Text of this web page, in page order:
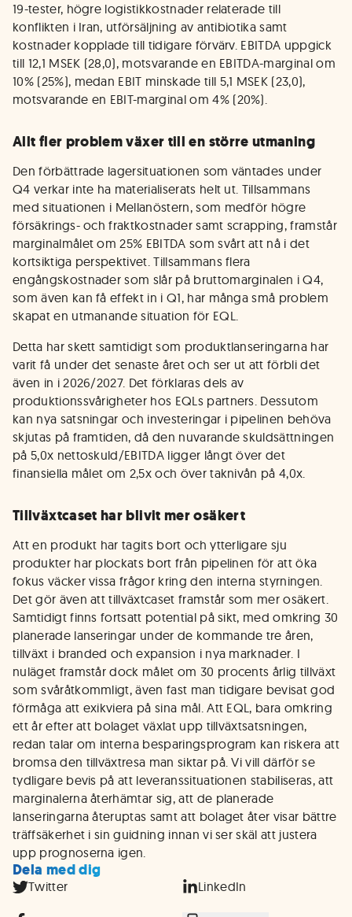
19-tester, högre logistikkostnader relaterade till
konflikten i Iran, utförsäljning av antibiotika samt
kostnader kopplade till tidigare förvärv. EBITDA uppgick
till 12,1 MSEK (28,0), motsvarande en EBITDA-marginal om
10% (25%), medan EBIT minskade till 5,1 MSEK (23,0),
motsvarande en EBIT-marginal om 4% (20%).
Allt fler problem växer till en större utmaning
Den förbättrade lagersituationen som väntades under
Q4 verkar inte ha materialiserats helt ut. Tillsammans
med situationen i Mellanöstern, som medför högre
försäkrings- och fraktkostnader samt scrapping, framstår
marginalmålet om 25% EBITDA som svårt att nå i det
kortsiktiga perspektivet. Tillsammans flera
engångskostnader som slår på bruttomarginalen i Q4,
som även kan få effekt in i Q1, har många små problem
skapat en utmanande situation för EQL.
Detta har skett samtidigt som produktlanseringarna har
varit få under det senaste året och ser ut att förbli det
även in i 2026/2027. Det förklaras dels av
produktionssvårigheter hos EQLs partners. Dessutom
kan nya satsningar och investeringar i pipelinen behöva
skjutas på framtiden, då den nuvarande skuldsättningen
på 5,0x nettoskuld/EBITDA ligger långt över det
finansiella målet om 2,5x och över taknivån på 4,0x.
Tillväxtcaset har blivit mer osäkert
Att en produkt har tagits bort och ytterligare sju
produkter har plockats bort från pipelinen för att öka
fokus väcker vissa frågor kring den interna styrningen.
Det gör även att tillväxtcaset framstår som mer osäkert.
Samtidigt finns fortsatt potential på sikt, med omkring 30
planerade lanseringar under de kommande tre åren,
tillväxt i branded och expansion i nya marknader. I
nuläget framstår dock målet om 30 procents årlig tillväxt
som svåråtkommligt, även fast man tidigare bevisat god
förmåga att exikviera på sina mål. Att EQL, bara omkring
ett år efter att bolaget växlat upp tillväxtsatsningen,
redan talar om interna besparingsprogram kan riskera att
bromsa den tillväxtresa man siktar på. Vi vill därför se
tydligare bevis på att leveranssituationen stabiliseras, att
marginalerna återhämtar sig, att de planerade
lanseringarna återuptas samt att bolaget åter visar bättre
träffsäkerhet i sin guidning innan vi ser skäl att justera
upp prognoserna igen.
Dela med dig
Twitter LinkedIn